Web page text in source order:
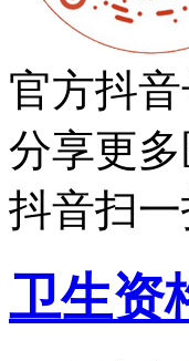
官方抖
分享更
抖音扫
卫生资